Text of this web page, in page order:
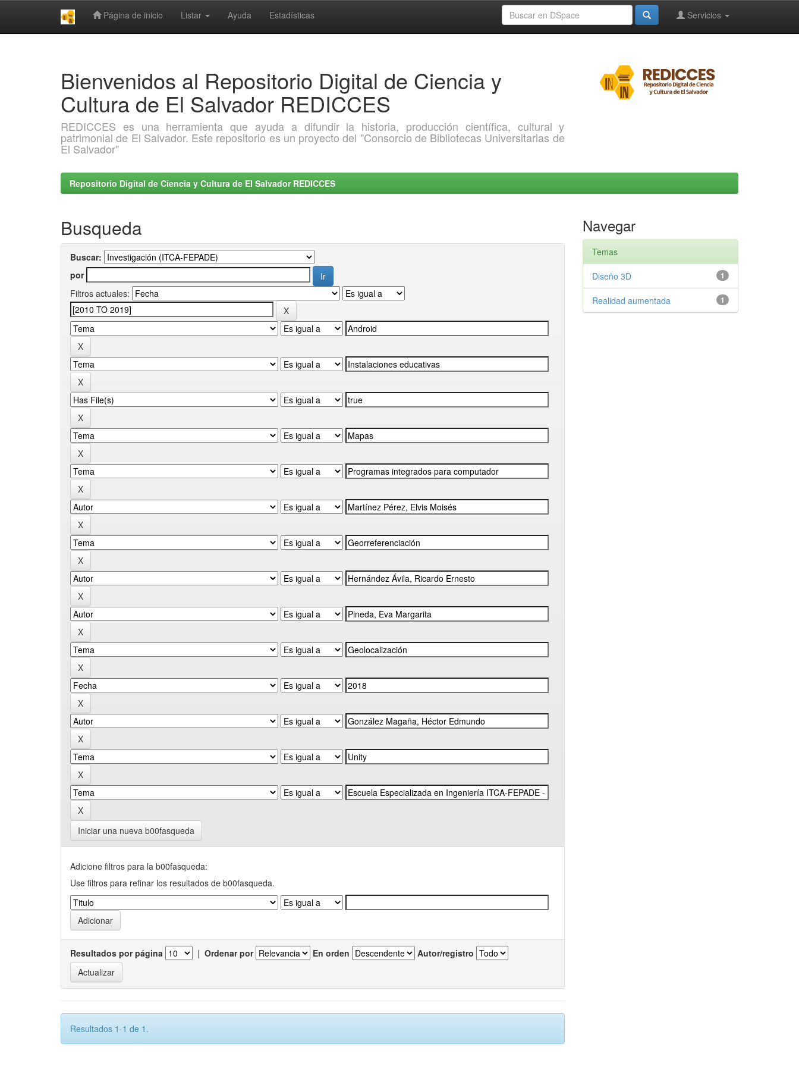
Página de inicio Listar Ayuda Estadísticas Servicios
Bienvenidos al Repositorio Digital de Ciencia y
Cultura de El Salvador REDICCES
REDICCES es una herramienta que ayuda a difundir la historia, producción científica, cultural y
patrimonial de El Salvador. Este repositorio es un proyecto del "Consorcio de Bibliotecas Universitarias de
El Salvador"
Repositorio Digital de Ciencia y Cultura de El Salvador REDICCES
Busqueda
Buscar:
por
Filtros actuales:
Iniciar una nueva b00fasqueda
Adicione filtros para la b00fasqueda:
Use filtros para refinar los resultados de b00fasqueda.
Resultados por página | Ordenar por En orden Autor/registro
Resultados 1-1 de 1.
Navegar
Temas
1
Diseño 3D
1
Realidad aumentada